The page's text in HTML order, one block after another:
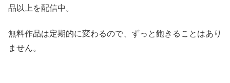
品以上を配信中。
無料作品は定期的に変わるので、ずっと飽きることはあり
ません。